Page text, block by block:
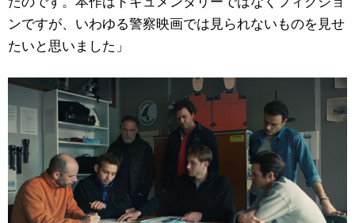
ンですが、いわゆる警察映画では見られないものを見せ
たいと思いました」